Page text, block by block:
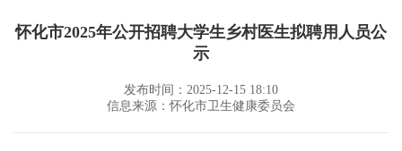
怀化市2025年公开招聘大学生乡村医生拟聘用人员公
示
发布时间：2025-12-15 18:10
信息来源：怀化市卫生健康委员会